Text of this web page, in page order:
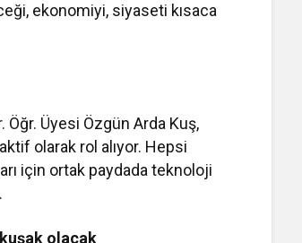
ekonomiyi, siyaseti kısaca
Öğr. Üyesi Özgün Arda Kuş,
olarak rol alıyor. Hepsi
için ortak paydada teknoloji
olacak